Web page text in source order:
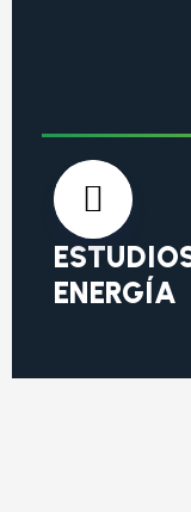
ENERGÍA